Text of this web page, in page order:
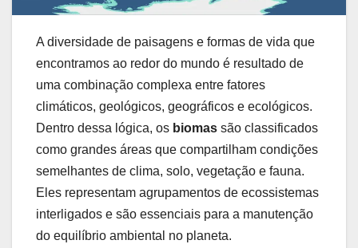
A diversidade de paisagens e formas de vida que
encontramos ao redor do mundo é resultado de
uma combinação complexa entre fatores
climáticos, geológicos, geográficos e ecológicos.
Dentro dessa lógica, os biomas são classificados
como grandes áreas que compartilham condições
semelhantes de clima, solo, vegetação e fauna.
Eles representam agrupamentos de ecossistemas
interligados e são essenciais para a manutenção
do equilíbrio ambiental no planeta.